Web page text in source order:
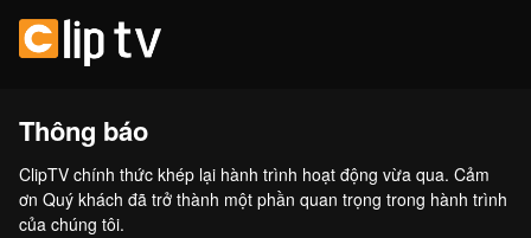
Thông báo
ClipTV chính thức khép lại hành trình hoạt động vừa qua. Cảm
ơn Quý khách đã trở thành một phần quan trọng trong hành trình
của chúng tôi.